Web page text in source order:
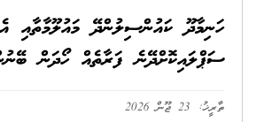
ހަނިމާދޫ ކައުންސިލުންދޭ މައުލޫމާތާއި
ސަޕްލައިކޮށްދޭނެ ފަރާތެއް ހޯދަން
ތާރީޚު: 23 ޖޫން 2026